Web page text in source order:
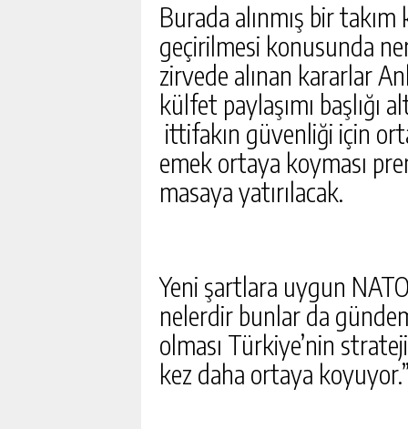
Burada alınmış bir
geçirilmesi konusunda
zirvede alınan kararlar
külfet paylaşımı başlığı
ittifakın güvenliği için
emek ortaya koyması
masaya yatırılacak.
Yeni şartlara uygun
nelerdir bunlar da
olması Türkiye’nin
kez daha ortaya